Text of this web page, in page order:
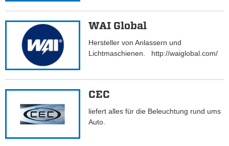
WAI Global
Hersteller von Anlassern und
Lichtmaschienen. http://waiglobal.com/
CEC
liefert alles für die Beleuchtung rund ums
Auto.